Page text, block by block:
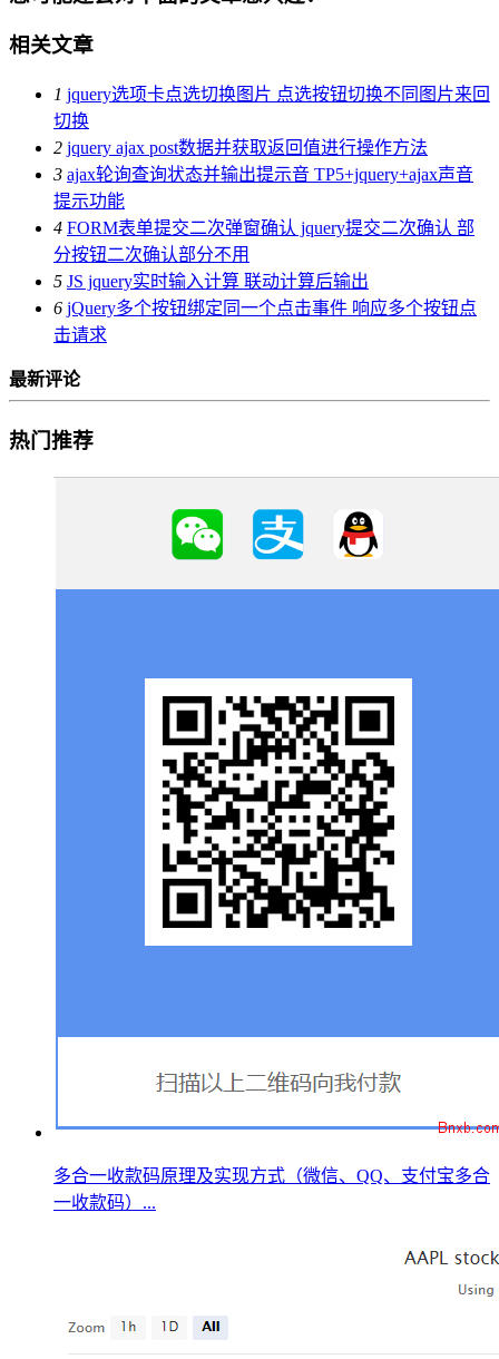
相关文章
1 jquery选项卡点选切换图片 点选按钮切换不同图片来回
切换
2 jquery ajax post数据并获取返回值进行操作方法
3 ajax轮询查询状态并输出提示音 TP5+jquery+ajax声音
提示功能
4 FORM表单提交二次弹窗确认 jquery提交二次确认 部
分按钮二次确认部分不用
5 JS jquery实时输入计算 联动计算后输出
6 jQuery多个按钮绑定同一个点击事件 响应多个按钮点
击请求
最新评论
热门推荐
多合一收款码原理及实现方式（微信、QQ、支付宝多合
一收款码）...